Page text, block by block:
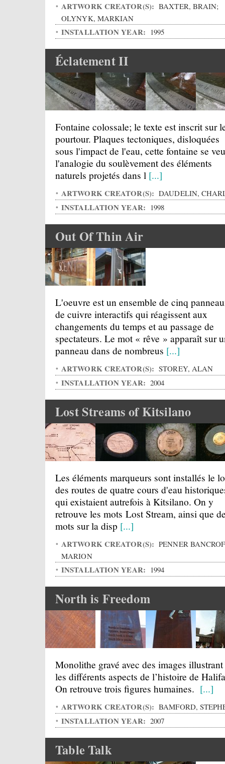
ARTWORK CREATOR(S): BAXTER, BRAIN;
OLYNYK, MARKIAN
INSTALLATION YEAR: 1995
Éclatement II
Fontaine colossale; le texte est inscrit sur
pourtour. Plaques tectoniques, disloquées
sous l'impact de l'eau, cette fontaine se
l'analogie du soulèvement des éléments
naturels projetés dans l [...]
ARTWORK CREATOR(S): DAUDELIN,
INSTALLATION YEAR: 1998
Out Of Thin Air
L'oeuvre est un ensemble de cinq
de cuivre interactifs qui réagissent aux
changements du temps et au passage de
spectateurs. Le mot « rêve » apparaît sur
panneau dans de nombreus [...]
ARTWORK CREATOR(S): STOREY, ALAN
INSTALLATION YEAR: 2004
Lost Streams of Kitsilano
Les éléments marqueurs sont installés le
des routes de quatre cours d'eau
qui existaient autrefois à Kitsilano. On y
retrouve les mots Lost Stream, ainsi que
mots sur la disp [...]
ARTWORK CREATOR(S): PENNER
MARION
INSTALLATION YEAR: 1994
North is Freedom
Monolithe gravé avec des images illustrant
les différents aspects de l’histoire de
On retrouve trois figures humaines. [...]
ARTWORK CREATOR(S): BAMFORD,
INSTALLATION YEAR: 2007
Table Talk